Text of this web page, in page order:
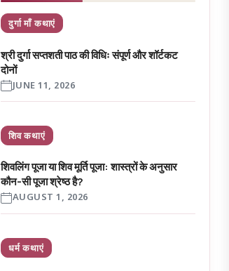
दुर्गा माँ कथाएं
श्री दुर्गा सप्तशती पाठ की विधिः संपूर्ण और शॉर्टकट
दोनों
JUNE 11, 2026
शिव कथाएं
शिवलिंग पूजा या शिव मूर्ति पूजा: शास्त्रों के अनुसार
कौन-सी पूजा श्रेष्ठ है?
AUGUST 1, 2026
धर्म कथाएं